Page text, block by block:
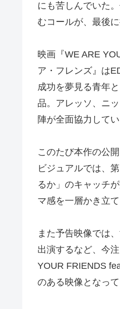
にも苦しんでいた
むコールが、最後
映画『WE ARE
ア・フレンズ』は
成功を夢見る青年
品。アレッソ、ニ
陣が全面協力して
このたび本作の公
ビジュアルでは、
るか」のキャッチ
マ感を一層かき立
また予告映像では
出演するなど、今
YOUR FRIENDS
のある映像となって